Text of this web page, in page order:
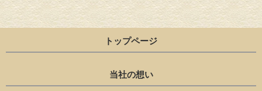
トップページ
当社の想い